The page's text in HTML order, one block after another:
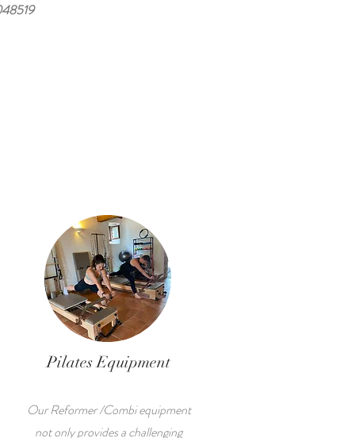
Pilates Equipment
Our Reformer /Combi equipment
not only provides a challenging